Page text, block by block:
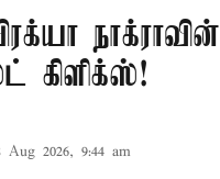
நாக்ராவின்
கிளிக்ஸ்!
Aug 2026, 9:44 am